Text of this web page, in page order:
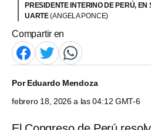
PRESIDENTE INTERINO DE PERÚ,
UARTE(ANGELA PONCE)
Compartir en
PorEduardo Mendoza
febrero 18, 2026 a las 04:12 GMT-6